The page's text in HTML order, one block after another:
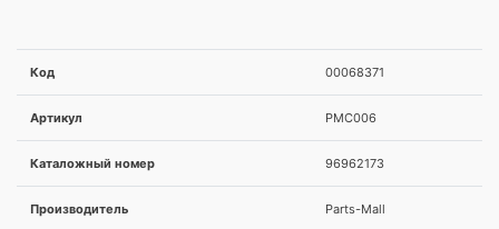
Код 00068371
Артикул PMC006
Каталожный номер 96962173
Производитель Parts-Mall